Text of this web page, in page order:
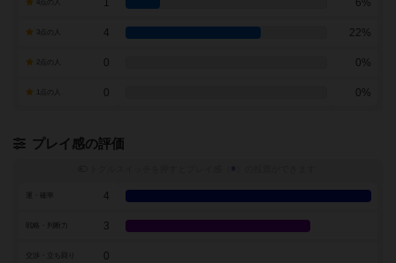
1 6%
4 22%
0 0%
0 0%
プレイ感の評価
※
4
戦略・判断力 3
0